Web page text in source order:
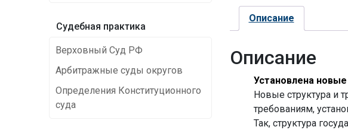
Cудебная практика
Верховный Суд РФ
Арбитражные суды округов
Определения Конституционного
суда
Описание
Описание
Установлена
Новые структура и
требованиям,
Так, структура